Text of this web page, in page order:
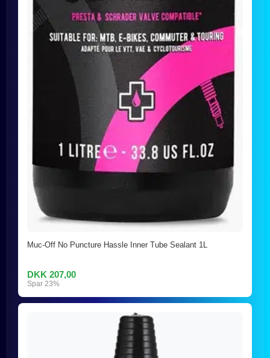
Muc-Off No Puncture Hassle Inner Tube Sealant 1L
DKK 207,00
Spar 23%